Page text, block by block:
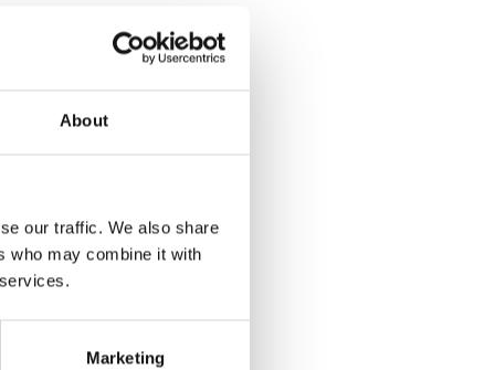
About
our traffic. We also share
who may combine it with
Marketing